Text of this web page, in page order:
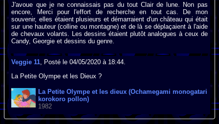
J'avoue que je ne connaissais pas du tout Clair de lune. Non pas
encore, Merci pour l'effort de recherche en tout cas. De mon
souvenir, elles étaient plusieurs et démarraient d'un château qui était
sur une hauteur (colline ou montagne) et de là se déplaçaient à l'aide
de chevaux volants. Les dessins étaient plutôt analogues à ceux de
Candy, Georgie et dessins du genre.
Veggie 11, Posté le 04/05/2020 à 18:44.
La Petite Olympe et les Dieux ?
La Petite Olympe et les dieux (Ochamegami monogatari
korokoro pollon)
1982